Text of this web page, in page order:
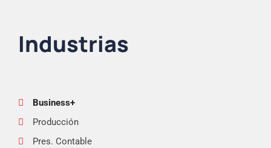
Industrias
Business+
Producción
Pres. Contable